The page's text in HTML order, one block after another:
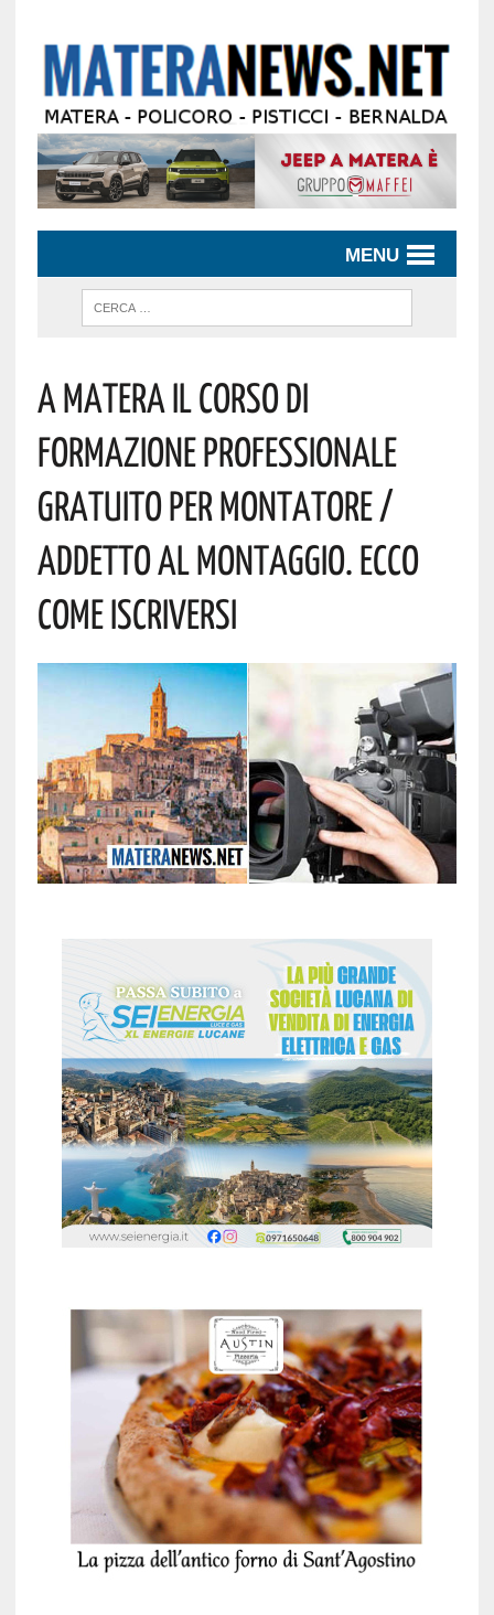
MENU
A Matera Il Corso Di
Formazione Professionale
Gratuito Per Montatore /
Addetto Al Montaggio. Ecco
Come Iscriversi